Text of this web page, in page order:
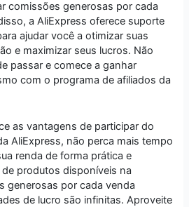
comissões generosas por cada
a AliExpress oferece suporte
ajudar você a otimizar suas
e maximizar seus lucros. Não
passar e comece a ganhar
com o programa de afiliados da
as vantagens de participar do
AliExpress, não perca mais tempo
renda de forma prática e
produtos disponíveis na
generosas por cada venda
de lucro são infinitas. Aproveite